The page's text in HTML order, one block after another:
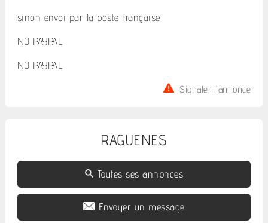
sinon envoi par la poste Française
NO PAYPAL
NO PAYPAL
Signaler l'annonce
RAGUENES
Toutes ses annonces
Envoyer un message